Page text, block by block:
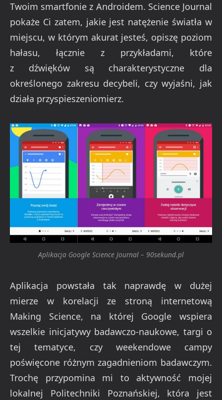
Twoim smartfonie z Androidem. Science Journal
pokaże Ci zatem, jakie jest natężenie światła w
miejscu, w którym akurat jesteś, opiszę poziom
hałasu, łącznie z przykładami, które
z dźwięków są charakterystyczne dla
określonego zakresu decybeli, czy wyjaśni, jak
działa przyspieszeniomierz.
Aplikacja Google Science Journal – 90sekund.pl
Aplikacja powstała tak naprawdę w dużej
mierze w korelacji ze stroną internetową
Making Science, na której Google wspiera
wszelkie inicjatywy badawczo-naukowe, targi o
tej tematyce, czy weekendowe campy
poświęcone różnym zagadnieniom badawczym.
Trochę przypomina mi to aktywność mojej
lokalnej Politechniki Poznańskiej, która jest